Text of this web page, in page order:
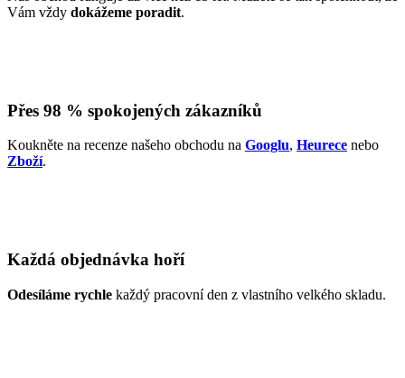
Vám vždy dokážeme poradit.
Přes 98 % spokojených zákazníků
Koukněte na recenze našeho obchodu na Googlu, Heurece nebo
Zboží.
Každá objednávka hoří
Odesíláme rychle každý pracovní den z vlastního velkého skladu.